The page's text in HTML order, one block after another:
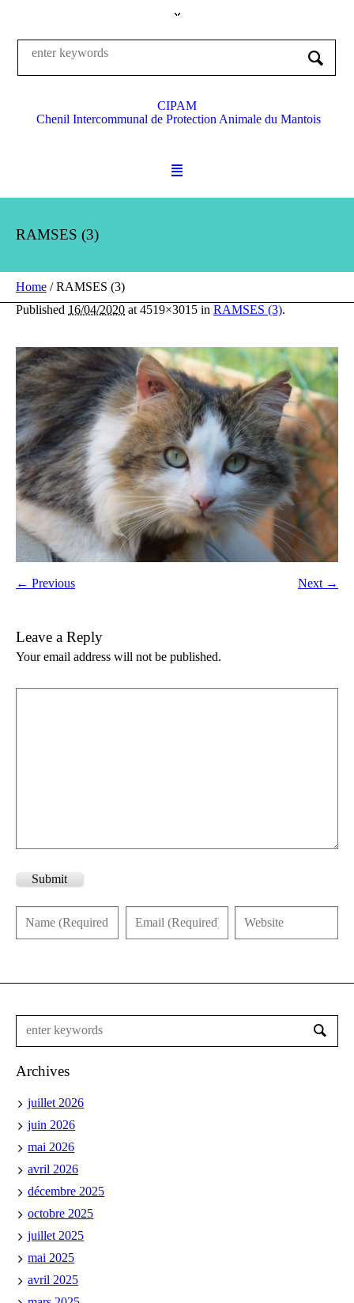
CIPAM
Chenil Intercommunal de Protection Animale du Mantois
RAMSES (3)
Home /RAMSES (3)
Published 16/04/2020 at 4519×3015 in RAMSES (3).
← Previous Next →
Leave a Reply
Your email address will not be published.
Submit
Archives
juillet 2026
juin 2026
mai 2026
avril 2026
décembre 2025
octobre 2025
juillet 2025
mai 2025
avril 2025